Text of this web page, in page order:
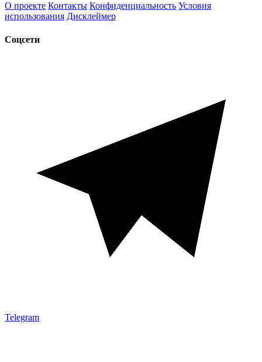
О проекте Контакты Конфиденциальность Условия
использования Дисклеймер
Соцсети
Telegram